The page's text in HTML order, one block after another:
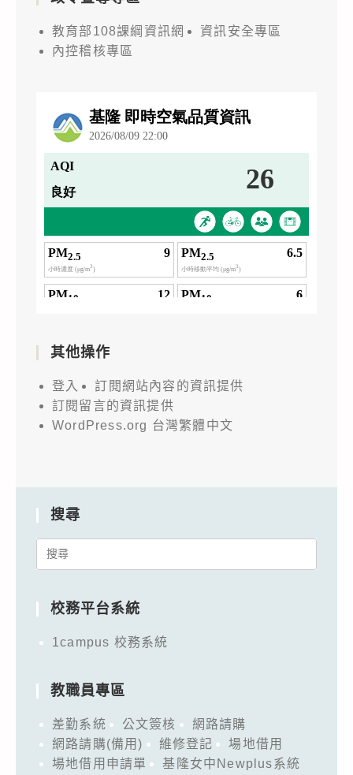
教育部108課綱資訊網
資訊安全專區
內控稽核專區
其他操作
登入
訂閱網站內容的資訊提供
訂閱留言的資訊提供
WordPress.org 台灣繁體中文
搜尋
Search
校務平台系統
1campus 校務系統
教職員專區
差勤系統 公文簽核
網路請購
網路請購(備用)
維修登記
場地借用
場地借用申請單
基隆女中Newplus系統